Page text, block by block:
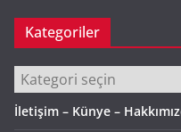
Kategoriler
Kategoriler
İletişim – Künye –